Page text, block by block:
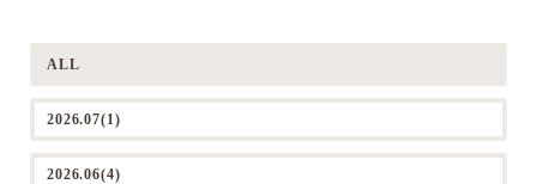
ALL
2026.07(1)
2026.06(4)